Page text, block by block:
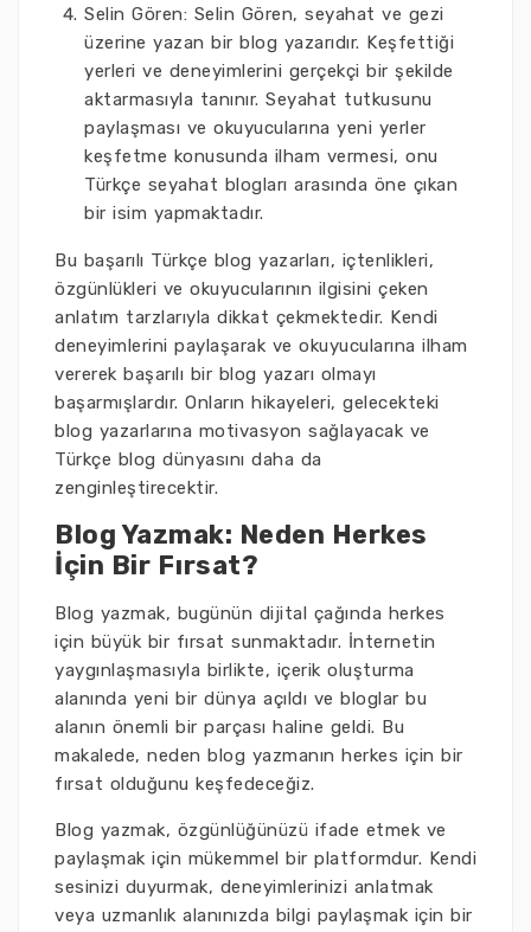
Selin Gören: Selin Gören, seyahat ve gezi
üzerine yazan bir blog yazarıdır. Keşfettiği
yerleri ve deneyimlerini gerçekçi bir şekilde
aktarmasıyla tanınır. Seyahat tutkusunu
paylaşması ve okuyucularına yeni yerler
keşfetme konusunda ilham vermesi, onu
Türkçe seyahat blogları arasında öne çıkan
bir isim yapmaktadır.
Bu başarılı Türkçe blog yazarları, içtenlikleri,
özgünlükleri ve okuyucularının ilgisini çeken
anlatım tarzlarıyla dikkat çekmektedir. Kendi
deneyimlerini paylaşarak ve okuyucularına ilham
vererek başarılı bir blog yazarı olmayı
başarmışlardır. Onların hikayeleri, gelecekteki
blog yazarlarına motivasyon sağlayacak ve
Türkçe blog dünyasını daha da
zenginleştirecektir.
Blog Yazmak: Neden Herkes
İçin Bir Fırsat?
Blog yazmak, bugünün dijital çağında herkes
için büyük bir fırsat sunmaktadır. İnternetin
yaygınlaşmasıyla birlikte, içerik oluşturma
alanında yeni bir dünya açıldı ve bloglar bu
alanın önemli bir parçası haline geldi. Bu
makalede, neden blog yazmanın herkes için bir
fırsat olduğunu keşfedeceğiz.
Blog yazmak, özgünlüğünüzü ifade etmek ve
paylaşmak için mükemmel bir platformdur. Kendi
sesinizi duyurmak, deneyimlerinizi anlatmak
veya uzmanlık alanınızda bilgi paylaşmak için bir